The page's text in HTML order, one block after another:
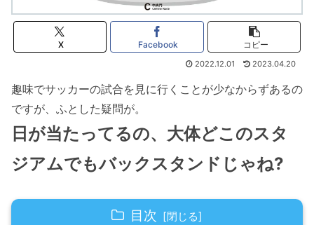
X Facebook コピー
2022.12.01 2023.04.20
趣味でサッカーの試合を見に行くことが少なからずあるの
ですが、ふとした疑問が。
日が当たってるの、大体どこのスタ
ジアムでもバックスタンドじゃね?
目次